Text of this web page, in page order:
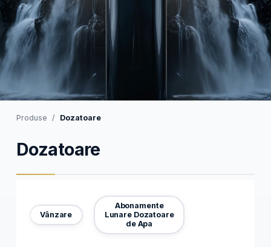
Produse Dozatoare
Dozatoare
Vânzare
Abonamente
Lunare Dozatoare
de Apa